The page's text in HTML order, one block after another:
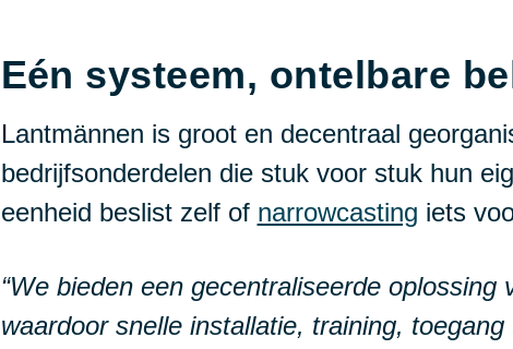
Eén systeem, ontelbare
Lantmännen is groot en decentraal
bedrijfsonderdelen die stuk voor stuk hun
eenheid beslist zelf of narrowcasting iets
“We bieden een gecentraliseerde oplossing
waardoor snelle installatie, training,